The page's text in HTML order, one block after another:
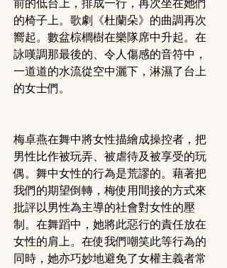
前的低台上，排成一行，再次坐在她們
的椅子上。歌劇《杜蘭朵》的曲調再次
嚮起。數盆棕櫚樹在樂隊席中升起。在
詠嘆調那最後的、令人傷感的音符中，
一道道的水流從空中灑下，淋濕了台上
的女士們。
梅卓燕在舞中將女性描繪成操控者，把
男性比作被玩弄、被虐待及被享受的玩
偶。舞中女性的行為是荒謬的。藉著把
我們的期望倒轉，梅使用間接的方式來
批評以男性為主導的社會對女性的壓
制。在舞蹈中，她將此惡行的責任放在
女性的肩上。在使我們嘲笑此等行為的
同時，她亦巧妙地避免了女權主義者常